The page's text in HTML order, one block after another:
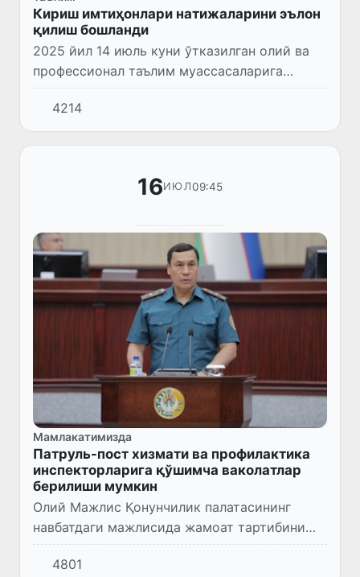
Кириш имтиҳонлари натижаларини эълон
қилиш бошланди
2025 йил 14 июль куни ўтказилган олий ва
профессионал таълим муассасаларига
ўқишга кириш тест синови натижалари
эълон қилинди.
4214
16ИЮЛ09:45
Мамлакатимизда
Патруль-пост хизмати ва профилактика
инспекторларига қўшимча ваколатлар
берилиши мумкин
Олий Мажлис Қонунчилик палатасининг
навбатдаги мажлисида жамоат тартибини
сақлаш ва ҳуқуқбузарликларнинг олдини
олишга оид қонун лойиҳаси биринчи ўқишда
4801